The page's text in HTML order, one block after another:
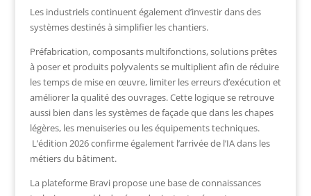
Les industriels continuent également d’investir dans des
systèmes destinés à simplifier les chantiers.
Préfabrication, composants multifonctions, solutions prêtes
à poser et produits polyvalents se multiplient afin de réduire
les temps de mise en œuvre, limiter les erreurs d’exécution et
améliorer la qualité des ouvrages. Cette logique se retrouve
aussi bien dans les systèmes de façade que dans les chapes
légères, les menuiseries ou les équipements techniques.
L’édition 2026 confirme également l’arrivée de l’IA dans les
métiers du bâtiment.
La plateforme Bravipropose une base de connaissances